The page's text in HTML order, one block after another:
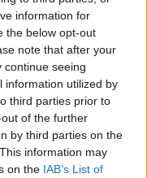
information for
the below opt-out
note that after your
continue seeing
information utilized by
third parties prior to
of the further
by third parties on the
information may
on the IAB’s List of